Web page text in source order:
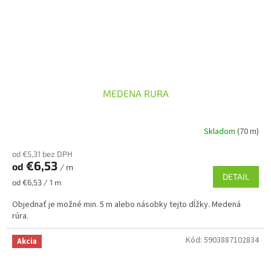
MEDENA RURA
Skladom (70 m)
od €5,31 bez DPH
od €6,53 / m
Jednotková
od €6,53 / 1 m
DETAIL
Objednať je možné min. 5 m alebo násobky tejto dĺžky. Medená
rúra.
Akcia Kód: 5903887102834